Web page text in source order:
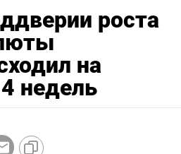
роста
на
недель